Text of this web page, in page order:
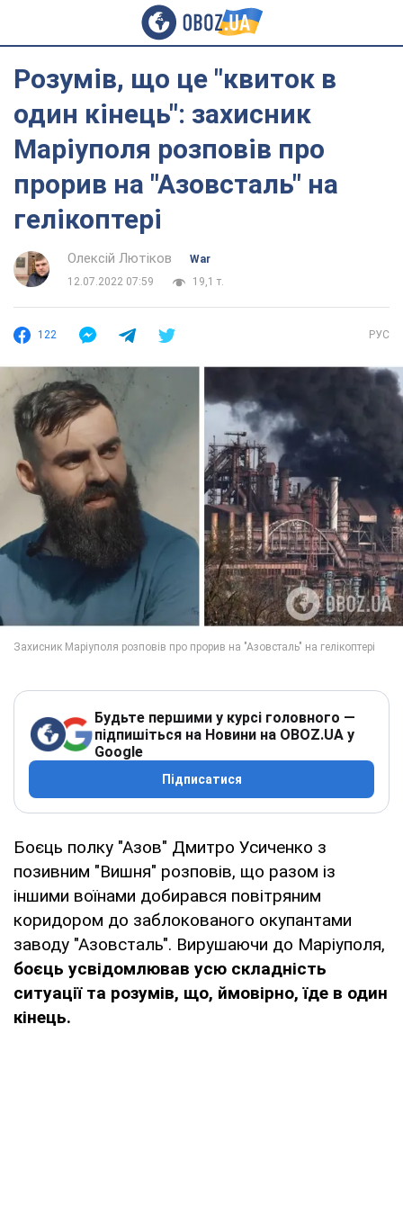
Розумів, що це "квиток в
один кінець": захисник
Маріуполя розповів про
прорив на "Азовсталь" на
гелікоптері
Олексій Лютіков
War
12.07.2022 07:59
19,1 т.
122 РУС
Будьте першими у курсі головного —
підпишіться на Новини на OBOZ.UA у
Google
Підписатися
Боєць полку "Азов" Дмитро Усиченко з
позивним "Вишня" розповів, що разом із
іншими воїнами добирався повітряним
коридором до заблокованого окупантами
заводу "Азовсталь". Вирушаючи до Маріуполя,
боєць усвідомлював усю складність
ситуації та розумів, що, ймовірно, їде в один
кінець.